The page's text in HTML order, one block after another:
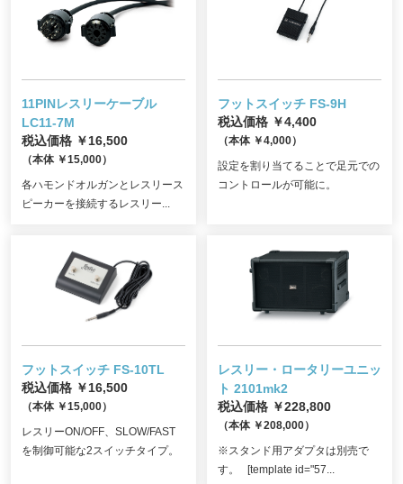
11PINレスリーケーブル
LC11-7M
税込価格 ￥16,500
（本体 ￥15,000）
各ハモンドオルガンとレスリース
ピーカーを接続するレスリー...
フットスイッチ FS-9H
税込価格 ￥4,400
（本体 ￥4,000）
設定を割り当てることで足元での
コントロールが可能に。
フットスイッチ FS-10TL
税込価格 ￥16,500
（本体 ￥15,000）
レスリーON/OFF、SLOW/FAST
を制御可能な2スイッチタイプ。
レスリー・ロータリーユニッ
ト 2101mk2
税込価格 ￥228,800
（本体 ￥208,000）
※スタンド用アダプタは別売で
す。 [template id="57...